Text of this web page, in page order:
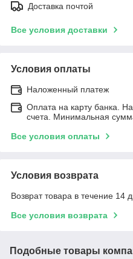
Доставка почтой
Все условия доставки
Условия оплаты
Наложенный платеж
Оплата на карту банка.
счета. Минимальная
Все условия оплаты
Условия возврата
Возврат товара в течение 14
Все условия возврата
Подобные товары